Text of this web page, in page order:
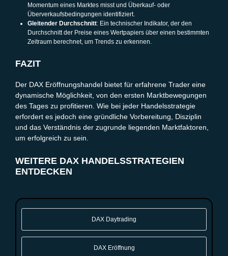
Momentum eines Marktes misst und Überkauf- oder
Überverkaufsbedingungen identifiziert.
Gleitender Durchschnitt: Ein technischer Indikator, der den
Durchschnitt der Preise eines Wertpapiers über einen bestimmten
Zeitraum berechnet, um Trends zu erkennen.
FAZIT
Der DAX Eröffnungshandel bietet für erfahrene Trader eine
dynamische Möglichkeit, von den ersten Marktbewegungen
des Tages zu profitieren. Wie bei jeder Handelsstrategie
erfordert es jedoch eine gründliche Vorbereitung, Disziplin
und das Verständnis der zugrunde liegenden Marktfaktoren,
um erfolgreich zu sein.
WEITERE DAX HANDELSSTRATEGIEN
ENTDECKEN
DAX Daytrading
DAX Eröffnung